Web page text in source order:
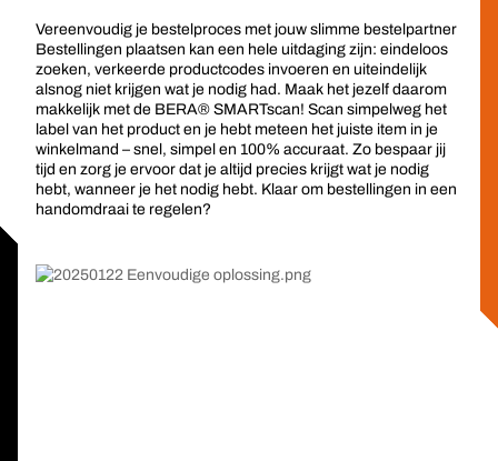
Vereenvoudig je bestelproces met jouw slimme bestelpartner
Bestellingen plaatsen kan een hele uitdaging zijn: eindeloos
zoeken, verkeerde productcodes invoeren en uiteindelijk
alsnog niet krijgen wat je nodig had. Maak het jezelf daarom
makkelijk met de BERA® SMARTscan! Scan simpelweg het
label van het product en je hebt meteen het juiste item in je
winkelmand – snel, simpel en 100% accuraat. Zo bespaar jij
tijd en zorg je ervoor dat je altijd precies krijgt wat je nodig
hebt, wanneer je het nodig hebt. Klaar om bestellingen in een
handomdraai te regelen?